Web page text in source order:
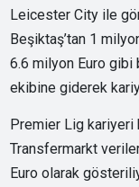
Leicester City ile
Beşiktaş’tan 1
6.6 milyon Euro
ekibine giderek
Premier Lig kariyeri
Transfermarkt
Euro olarak